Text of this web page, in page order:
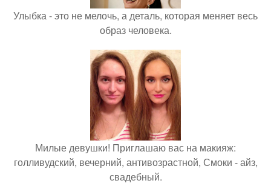
Улыбка - это не мелочь, а деталь, которая меняет весь
образ человека.
Милые девушки! Приглашаю вас на макияж:
голливудский, вечерний, антивозрастной, Смоки - айз,
свадебный.